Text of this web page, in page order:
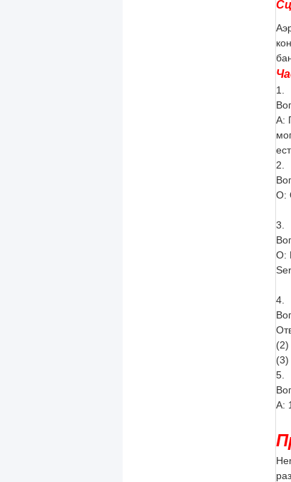
1.
А:
2.
О:
3.
О:
4.
(2)
(3)
5.
А: